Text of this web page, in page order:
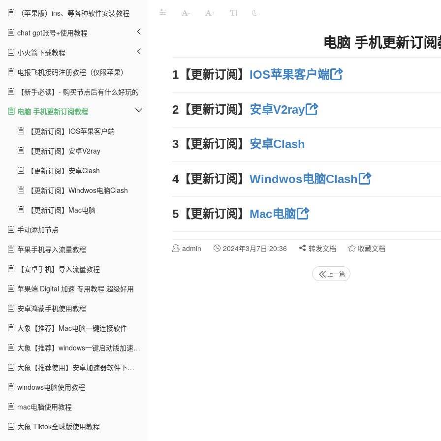
（苹果版）ins、等各种软件安装教程
chat gpt账号+使用教程
小火箭下载教程
电报飞机接码注册教程（仅限苹果）
【新手必读】- 购买节点后有什么好玩的
电脑 手机更新订阅教程
【更新订阅】IOS苹果客户端
【更新订阅】安卓V2ray
【更新订阅】安卓Clash
【更新订阅】Windwos电脑Clash
【更新订阅】Mac电脑
手动添加节点
苹果手机导入流量教程
【安卓手机】导入流量教程
苹果端 Digital 加速 专用教程 超级好用
安卓鸿蒙手机使用教程
大象【推荐】Mac电脑一键连接软件
大象【推荐】windows一键启动版加速教程
大象【推荐使用】安卓加速器软件下载及教程
windows电脑使用教程
mac电脑使用教程
大象 Tiktok全球版使用教程
- +
电脑 手机更新订
1【更新订阅】 IOS苹果客户端
2【更新订阅】 安卓V2ray
3【更新订阅】 安卓Clash
4【更新订阅】 Windwos电脑Clash
5【更新订阅】 Mac电脑
admin 2024年3月7日 20:36 转发文档 收藏文档
上一篇